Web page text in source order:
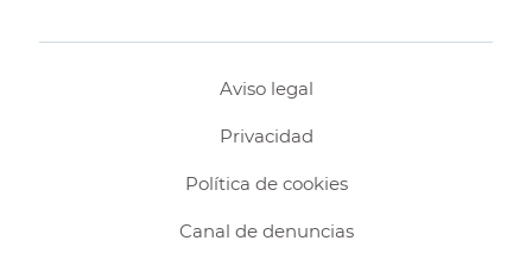
Aviso legal
Privacidad
Política de cookies
Canal de denuncias